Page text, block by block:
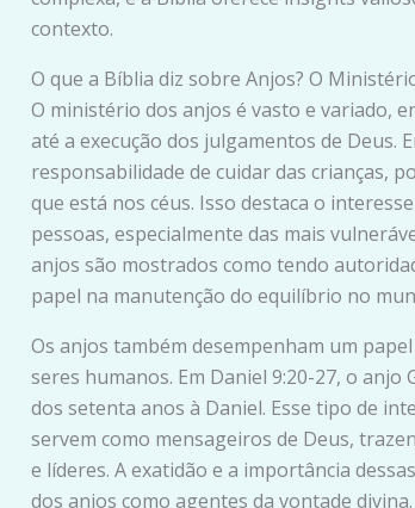
contexto.
O que a Bíblia diz sobre Anjos? O
O ministério dos anjos é vasto e variado,
até a execução dos julgamentos de Deus.
responsabilidade de cuidar das crianças,
que está nos céus. Isso destaca o
pessoas, especialmente das mais
anjos são mostrados como tendo
papel na manutenção do equilíbrio no
Os anjos também desempenham um
seres humanos. Em Daniel 9:20-27, o
dos setenta anos à Daniel. Esse tipo de
servem como mensageiros de Deus,
e líderes. A exatidão e a importância
dos anjos como agentes da vontade divina.